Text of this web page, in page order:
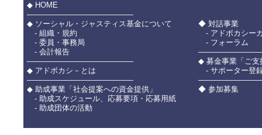
◆ HOME
――――――――――――――
◆ ソーシャル・ジャスティス基金について
- 組織・規約
- 委員・事務局
- 会計報告
――――――――――――――
◆ アドボカシ－とは
――――――――――――――
◆ 助成事業「社会提案への資金提供」
- 助成スケジュール、応募要項・応募用紙
- 助成団体の活動
◆ 対話事業
- アドボカシー
- フォーラム
◆ 募金事業「ご支
- サポーター登
◆ 参加募集